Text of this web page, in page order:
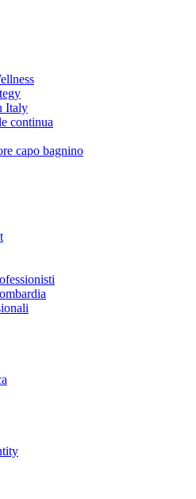
Italy
continua
capo bagnino